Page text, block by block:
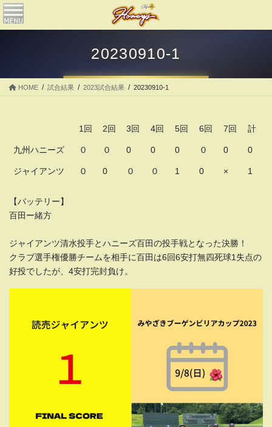
コ
ン
テ
ナ
ビ
ゲ
20230910-1
HOME 試合結果 2023試合結果 20230910-1
1回 2回 3回 4回 5回 6回 7回 計
九州ハニーズ ０ ０ 0 0 0 ０ 0 0
ジャイアンツ ０ 0 ０ ０ 1 0 × 1
【バッテリー】
百田ー緒方
ジャイアンツ清水投手とハニーズ百田の投手戦となった決勝！
クラブ選手権優勝チームを相手に百田は6回6安打無四死球1失点の
好投でしたが、4安打完封負け。